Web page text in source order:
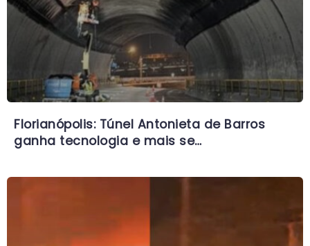
Florianópolis: Túnel Antonieta de Barros
ganha tecnologia e mais se…